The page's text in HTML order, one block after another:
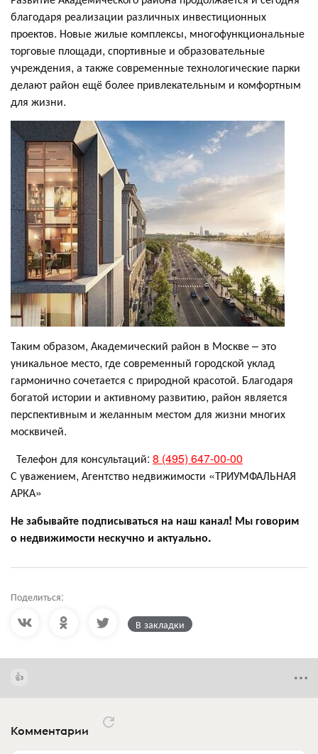
благодаря реализации различных инвестиционных
проектов. Новые жилые комплексы, многофункциональные
торговые площади, спортивные и образовательные
учреждения, а также современные технологические парки
делают район ещё более привлекательным и комфортным
для жизни.
Таким образом, Академический район в Москве – это
уникальное место, где современный городской уклад
гармонично сочетается с природной красотой. Благодаря
богатой истории и активному развитию, район является
перспективным и желанным местом для жизни многих
москвичей.
Телефон для консультаций: 8 (495) 647-00-00
С уважением, Агентство недвижимости «ТРИУМФАЛЬНАЯ
АРКА»
Не забывайте подписываться на наш канал! Мы говорим
о недвижимости нескучно и актуально.
Поделиться:
В закладки
Комментарии